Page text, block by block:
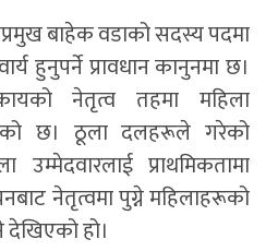
बाहेक वडाको सदस्य पदमा
हुनुपर्ने प्रावधान कानुनमा छ।
नेतृत्व तहमा महिला
छ। ठूला दलहरूले गरेको
प्राथमिकतामा
नेतृत्वमा पुग्ने महिलाहरूको
हो।